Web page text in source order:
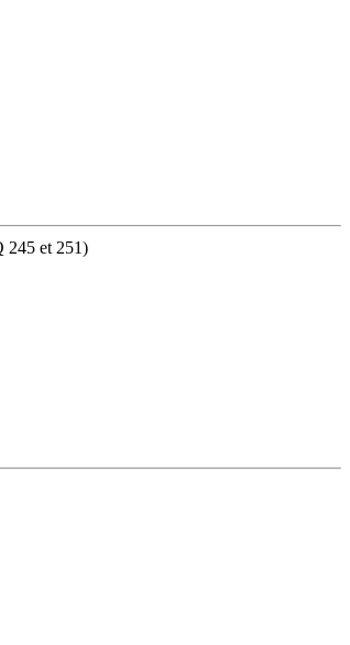
245 et 251)